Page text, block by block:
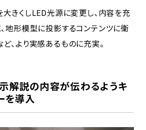
きくしLED光源に変更し、内容を充
地形模型に投影するコンテンツに衛
、より実感あるものに充実。
解説の内容が伝わるようキ
を導入